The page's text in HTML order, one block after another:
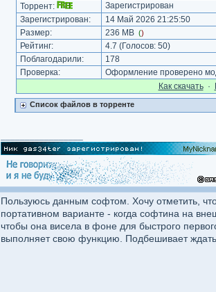
Торрент:
Зарегистрирован
Зарегистрирован:
14 Май 2026 21:25:50
Размер:
236 MB ()
Рейтинг: 4.7 (Голосов: 50)
Поблагодарили:
178
Проверка:
Оформление проверено
Как cкачать·
Список файлов в торренте
Пользуюсь данным софтом. Хочу отметить,
портативном варианте - когда софтина на
чтобы она висела в фоне для быстрого
выполняет свою функцию. Подбешивает